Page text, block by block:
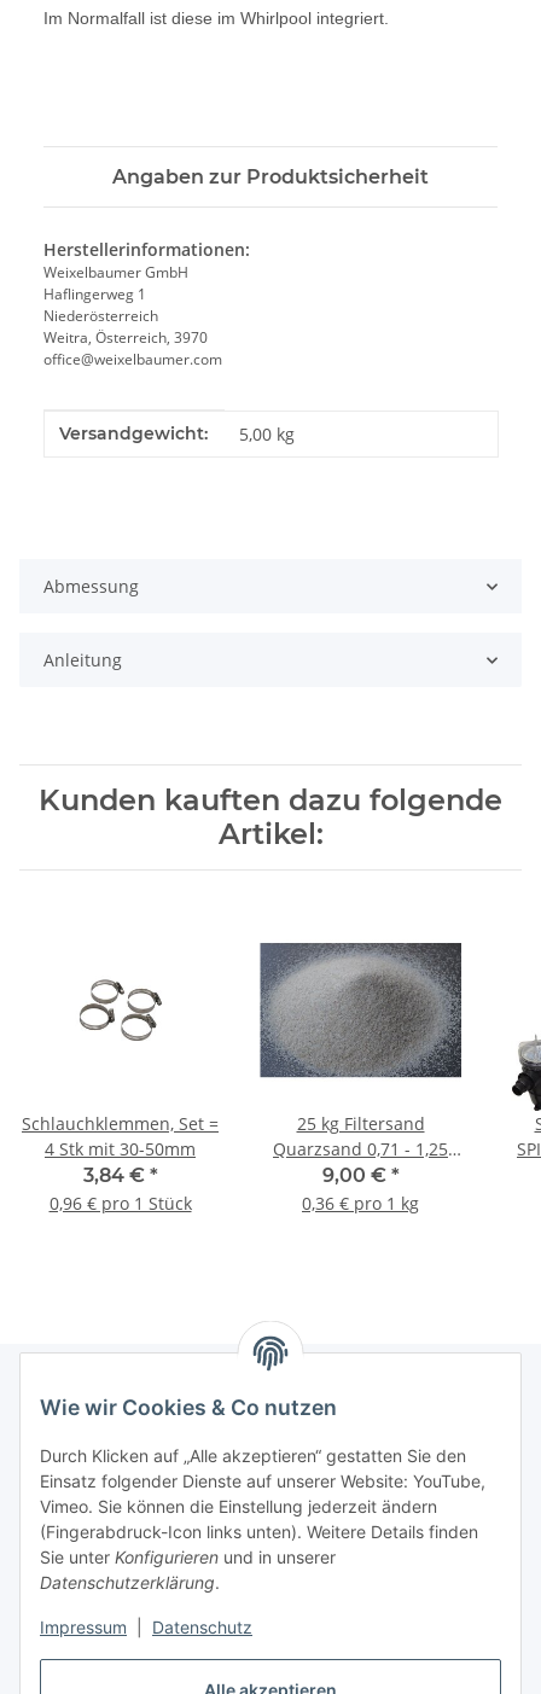
Alle akzeptieren
Wie wir Cookies & Co nutzen
Durch Klicken auf „Alle akzeptieren“ gestatten Sie den
Einsatz folgender Dienste auf unserer Website: YouTube,
Vimeo. Sie können die Einstellung jederzeit ändern
(Fingerabdruck-Icon links unten). Weitere Details finden
Sie unter Konfigurieren und in unserer
Datenschutzerklärung.
Impressum Datenschutz
Im Normalfall ist diese im Whirlpool integriert.
Angaben zur Produktsicherheit
Herstellerinformationen:
Weixelbaumer GmbH
Haflingerweg 1
Niederösterreich
Weitra, Österreich, 3970
office@weixelbaumer.com
Produkteigenschaft
Wert
Versandgewicht: 5,00 kg
Abmessung
Anleitung
Kunden kauften dazu folgende
Artikel:
Schlauchklemmen, Set =
4 Stk mit 30-50mm
3,84 € *
0,96 € pro 1 Stück
25 kg Filtersand
Quarzsand 0,71 - 1,25
mm
9,00 € *
0,36 € pro 1 kg
Gesetzliche Informationen
Starke Marken